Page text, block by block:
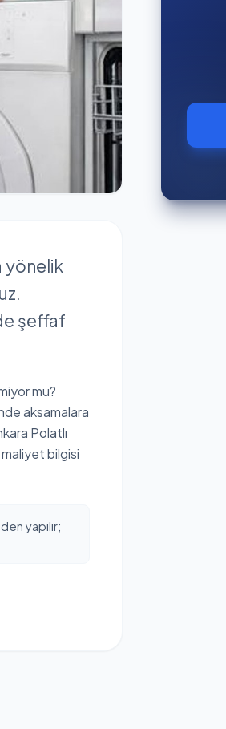
yönelik
şeffaf
mu?
aksamalara
Polatlı
maliyet bilgisi
yapılır;